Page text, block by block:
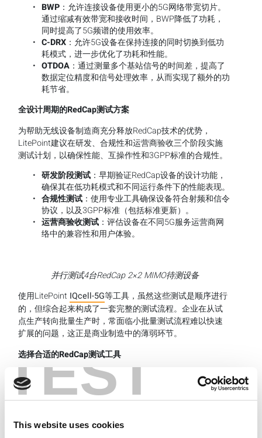
TEST
This website uses cookies
BWP ：允许连接设备使用更小的5G网络带宽切片。
通过缩减有效带宽和接收时间，BWP降低了功耗，
同时提高了5G频谱的使用效率。
C-DRX ：允许5G设备在保持连接的同时切换到低功
耗模式，进一步优化了功耗和性能。
OTDOA ：通过测量多个基站信号的时间差，提高了
数据定位精度和信号处理效率，从而实现了额外的功
耗节省。
全设计周期的RedCap测试方案
为帮助无线设备制造商充分释放RedCap技术的优势，
LitePoint建议在研发、合规性和运营商验收三个阶段实施
测试计划，以确保性能、互操作性和3GPP标准的合规性。
研发阶段测试 ：早期验证RedCap设备的设计功能，
确保其在低功耗模式和不同运行条件下的性能表现。
合规性测试 ：使用专业工具确保设备符合射频和信令
协议，以及3GPP标准（包括标准更新）。
运营商验收测试 ：评估设备在不同5G服务运营商网
络中的兼容性和用户体验。
并行测试4台RedCap 2×2 MIMO待测设备
使用LitePoint IQcell-5G等工具，虽然这些测试是顺序进行
的，但综合起来构成了一套完整的测试流程。企业在从试
点生产转向批量生产时，常面临小批量测试流程难以快速
扩展的问题，这正是商业制造中的薄弱环节。
选择合适的RedCap测试工具
LitePoint的IQcell-5G信令呼叫箱测试解决方案专为所有
RedCap设备的5G NR信令用户体验验证而设计。它支持射
频参数测试、端到端应用和合规性测试，配备直观的网页
cell)、多设备架构，专为满足批量生产需求而设计。